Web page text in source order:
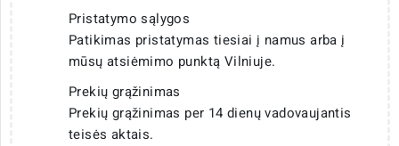
Pristatymo sąlygos
Patikimas pristatymas tiesiai į namus arba į
mūsų atsiėmimo punktą Vilniuje.
Prekių grąžinimas
Prekių grąžinimas per 14 dienų vadovaujantis
teisės aktais.